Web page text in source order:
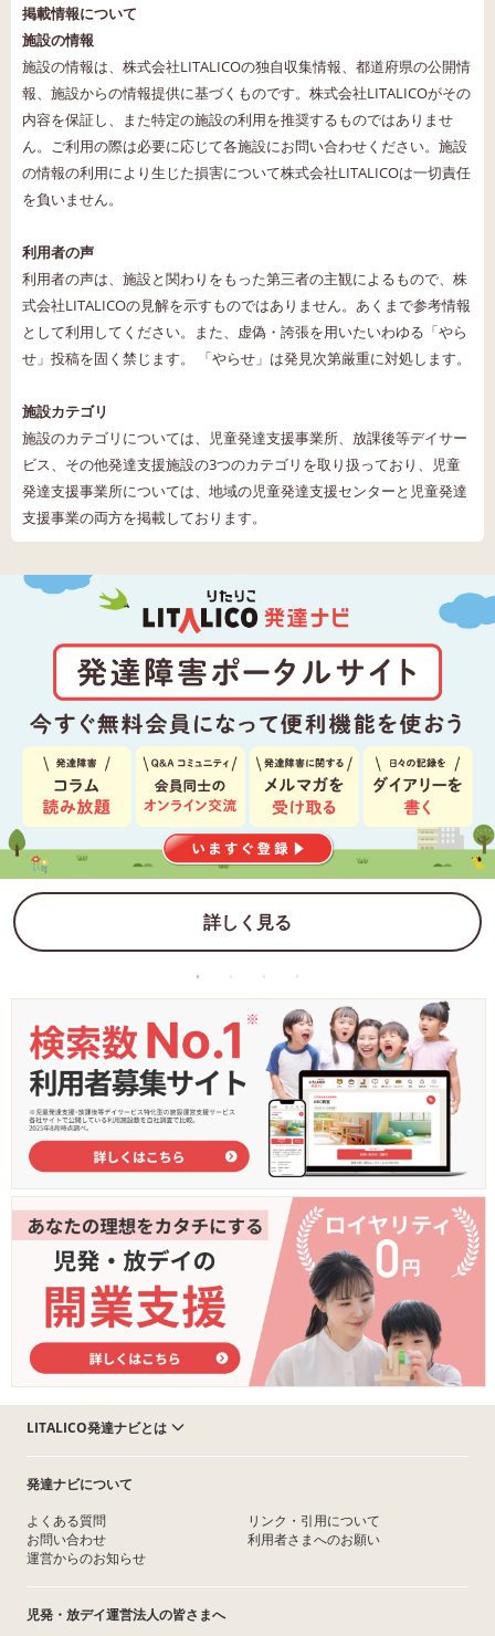
掲載情報について
施設の情報
施設の情報は、株式会社LITALICOの独自収集情報、都道府県の公開情
報、施設からの情報提供に基づくものです。株式会社LITALICOがその
内容を保証し、また特定の施設の利用を推奨するものではありませ
ん。ご利用の際は必要に応じて各施設にお問い合わせください。施設
の情報の利用により生じた損害について株式会社LITALICOは一切責任
を負いません。
利用者の声
利用者の声は、施設と関わりをもった第三者の主観によるもので、株
式会社LITALICOの見解を示すものではありません。あくまで参考情報
として利用してください。また、虚偽・誇張を用いたいわゆる「やら
せ」投稿を固く禁じます。 「やらせ」は発見次第厳重に対処します。
施設カテゴリ
施設のカテゴリについては、児童発達支援事業所、放課後等デイサー
ビス、その他発達支援施設の3つのカテゴリを取り扱っており、児童
発達支援事業所については、地域の児童発達支援センターと児童発達
支援事業の両方を掲載しております。
詳しく見る
LITALICO発達ナビとは
発達ナビについて
よくある質問
お問い合わせ
運営からのお知らせ
リンク・引用について
利用者さまへのお願い
児発・放デイ運営法人の皆さまへ